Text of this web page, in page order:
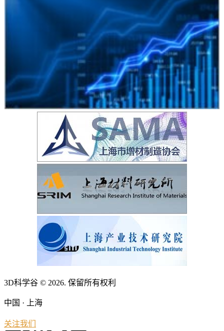
3D科学谷 © 2026. 保留所有权利
中国 · 上海
关注我们